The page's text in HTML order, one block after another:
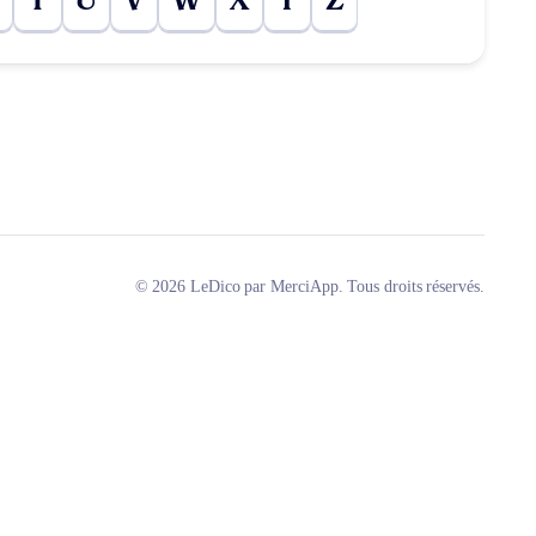
© 2026 LeDico par MerciApp. Tous droits réservés.